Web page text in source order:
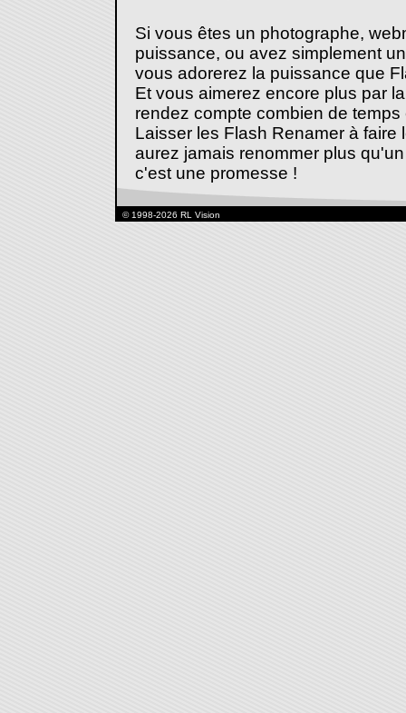
Si vous êtes un photographe,
puissance, ou avez simplement
vous adorerez la puissance que
Et vous aimerez encore plus par
rendez compte combien de
Laisser les Flash Renamer à faire
aurez jamais renommer plus
c'est une promesse !
© 1998-2026 RL Vision